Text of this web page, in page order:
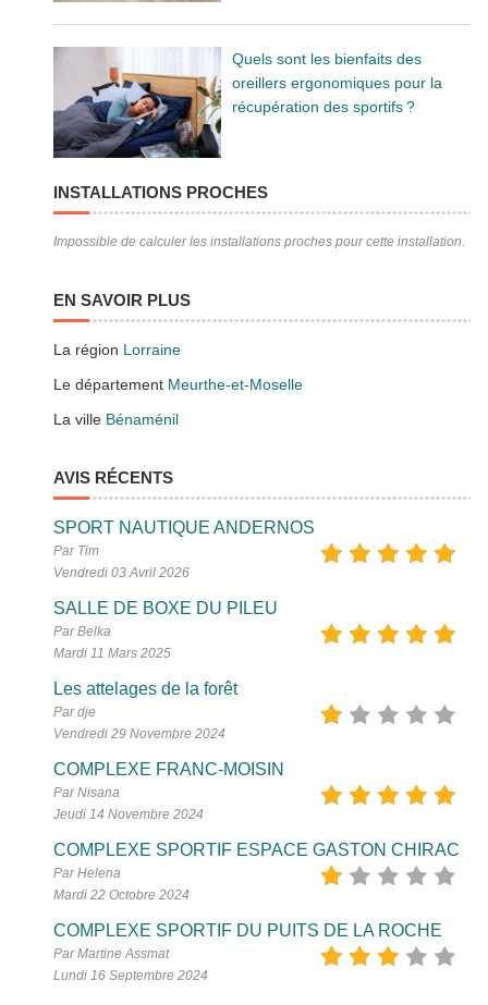
Quels sont les bienfaits des
oreillers ergonomiques pour la
récupération des sportifs ?
INSTALLATIONS PROCHES
Impossible de calculer les installations proches pour cette installation.
EN SAVOIR PLUS
La région Lorraine
Le département Meurthe-et-Moselle
La ville Bénaménil
AVIS RÉCENTS
SPORT NAUTIQUE ANDERNOS
Par Tim
Vendredi 03 Avril 2026
SALLE DE BOXE DU PILEU
Par Belka
Mardi 11 Mars 2025
Les attelages de la forêt
Par dje
Vendredi 29 Novembre 2024
COMPLEXE FRANC-MOISIN
Par Nisana
Jeudi 14 Novembre 2024
COMPLEXE SPORTIF ESPACE GASTON CHIRAC
Par Helena
Mardi 22 Octobre 2024
COMPLEXE SPORTIF DU PUITS DE LA ROCHE
Par Martine Assmat
Lundi 16 Septembre 2024